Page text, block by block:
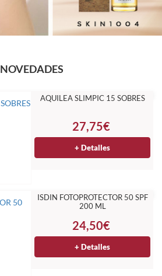
NOVEDADES
AQUILEA SLIMPIC 15 SOBRES
27,75€
+ Detalles
ISDIN FOTOPROTECTOR 50 SPF
200 ML
24,50€
+ Detalles